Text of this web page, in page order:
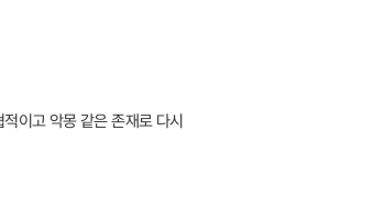
이고 악몽 같은 존재로 다시